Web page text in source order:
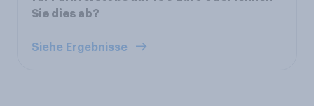
Sie dies ab?
Siehe Ergebnisse